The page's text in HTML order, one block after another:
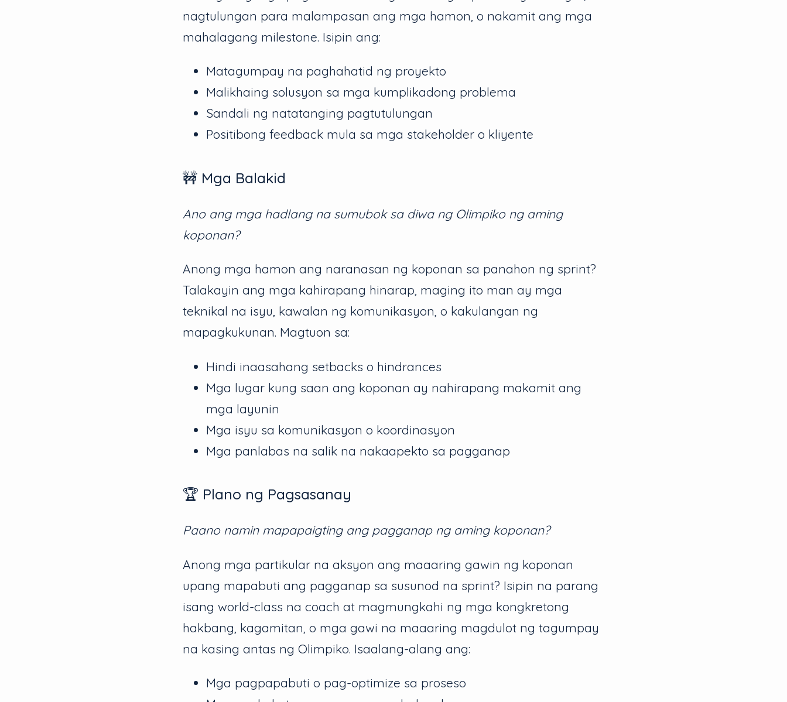
nagtulungan para malampasan ang mga hamon, o nakamit ang mga
mahalagang milestone. Isipin ang:
Matagumpay na paghahatid ng proyekto
Malikhaing solusyon sa mga kumplikadong problema
Sandali ng natatanging pagtutulungan
Positibong feedback mula sa mga stakeholder o kliyente
🚧 Mga Balakid
Ano ang mga hadlang na sumubok sa diwa ng Olimpiko ng aming
koponan?
Anong mga hamon ang naranasan ng koponan sa panahon ng sprint?
Talakayin ang mga kahirapang hinarap, maging ito man ay mga
teknikal na isyu, kawalan ng komunikasyon, o kakulangan ng
mapagkukunan. Magtuon sa:
Hindi inaasahang setbacks o hindrances
Mga lugar kung saan ang koponan ay nahirapang makamit ang
mga layunin
Mga isyu sa komunikasyon o koordinasyon
Mga panlabas na salik na nakaapekto sa pagganap
🏆 Plano ng Pagsasanay
Paano namin mapapaigting ang pagganap ng aming koponan?
Anong mga partikular na aksyon ang maaaring gawin ng koponan
upang mapabuti ang pagganap sa susunod na sprint? Isipin na parang
isang world-class na coach at magmungkahi ng mga kongkretong
hakbang, kagamitan, o mga gawi na maaaring magdulot ng tagumpay
na kasing antas ng Olimpiko. Isaalang-alang ang:
Mga pagpapabuti o pag-optimize sa proseso